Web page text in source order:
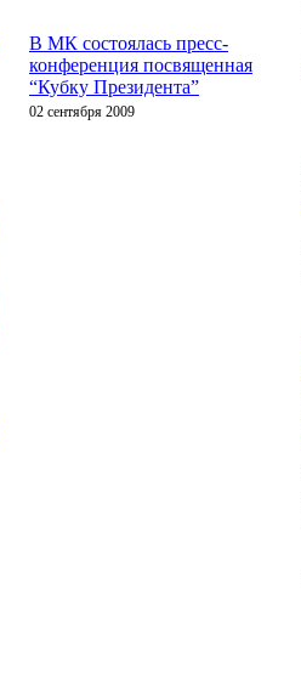
В МК состоялась пресс-
конференция посвященная
“Кубку Президента”
02 сентября 2009